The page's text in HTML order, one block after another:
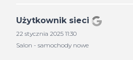
Użytkownik sieci
22 stycznia 2025 11:30
Salon - samochody nowe